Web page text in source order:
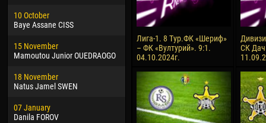
10 October
Baye Assane CISS
15 November
Mamoutou Junior OUEDRAOGO
18 November
Natus Jamel SWEN
07 January
Danila FOROV
02 March
Veaceslav COZMA
09 March
Emmanuel AFETSE
Jayder Moreno ASPRILLA
22 March
Samba KONÉ
15
24
10
Лига-1. 8 Тур.ФК «Шериф»
– ФК «Вултурий». 9:1.
04.10.2024г.
СК